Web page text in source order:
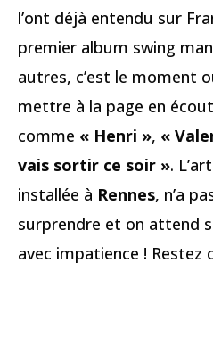
l’ont déjà entendu sur
premier album swing
autres, c’est le moment
mettre à la page en
comme « Henri », «
vais sortir ce soir ».
installée à Rennes, n’a
surprendre et on attend
avec impatience ! Restez